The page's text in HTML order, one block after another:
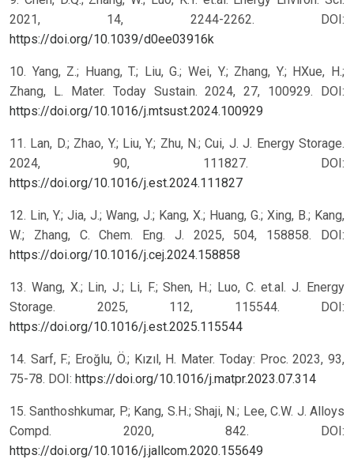
2021, 14, 2244-2262. DOI:
https://doi.org/10.1039/d0ee03916k
10. Yang, Z.; Huang, T.; Liu, G.; Wei, Y.; Zhang, Y.; HXue, H.;
Zhang, L. Mater. Today Sustain. 2024, 27, 100929. DOI:
https://doi.org/10.1016/j.mtsust.2024.100929
11. Lan, D.; Zhao, Y.; Liu, Y.; Zhu, N.; Cui, J. J. Energy Storage.
2024, 90, 111827. DOI:
https://doi.org/10.1016/j.est.2024.111827
12. Lin, Y.; Jia, J.; Wang, J.; Kang, X.; Huang, G.; Xing, B.; Kang,
W.; Zhang, C. Chem. Eng. J. 2025, 504, 158858. DOI:
https://doi.org/10.1016/j.cej.2024.158858
13. Wang, X.; Lin, J.; Li, F.; Shen, H.; Luo, C. et.al. J. Energy
Storage. 2025, 112, 115544. DOI:
https://doi.org/10.1016/j.est.2025.115544
14. Sarf, F.; Eroğlu, Ö.; Kızıl, H. Mater. Today: Proc. 2023, 93,
75-78. DOI: https://doi.org/10.1016/j.matpr.2023.07.314
15. Santhoshkumar, P.; Kang, S.H.; Shaji, N.; Lee, C.W. J. Alloys
Compd. 2020, 842. DOI:
https://doi.org/10.1016/j.jallcom.2020.155649